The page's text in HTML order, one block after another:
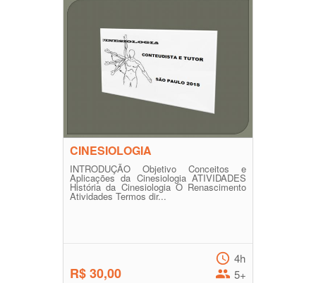
CINESIOLOGIA
INTRODUÇÃO Objetivo Conceitos e
Aplicações da Cinesiologia ATIVIDADES
História da Cinesiologia O Renascimento
Atividades Termos dir...
R$ 30,00
4h
5+